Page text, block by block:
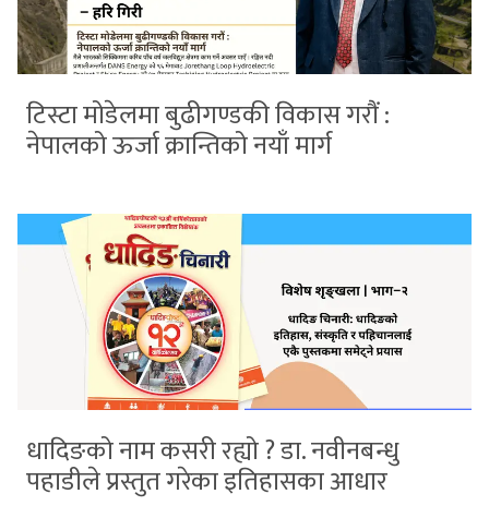
टिस्टा मोडेलमा बुढीगण्डकी विकास गरौं :
नेपालको ऊर्जा क्रान्तिको नयाँ मार्ग
धादिङको नाम कसरी रह्यो ? डा. नवीनबन्धु
पहाडीले प्रस्तुत गरेका इतिहासका आधार